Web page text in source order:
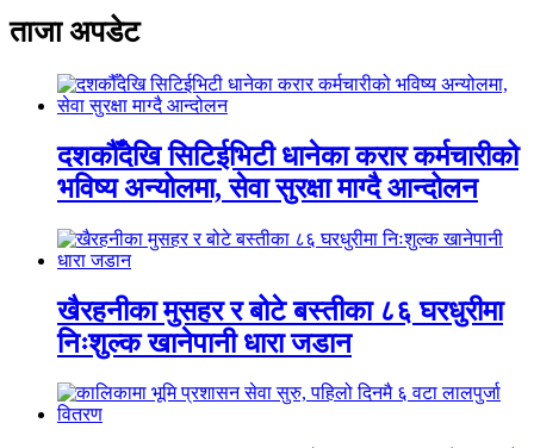
ताजा अपडेट
दशकौँदेखि सिटिईभिटी धानेका करार कर्मचारीको
भविष्य अन्योलमा, सेवा सुरक्षा माग्दै आन्दोलन
खैरहनीका मुसहर र बोटे बस्तीका ८६ घरधुरीमा
निःशुल्क खानेपानी धारा जडान